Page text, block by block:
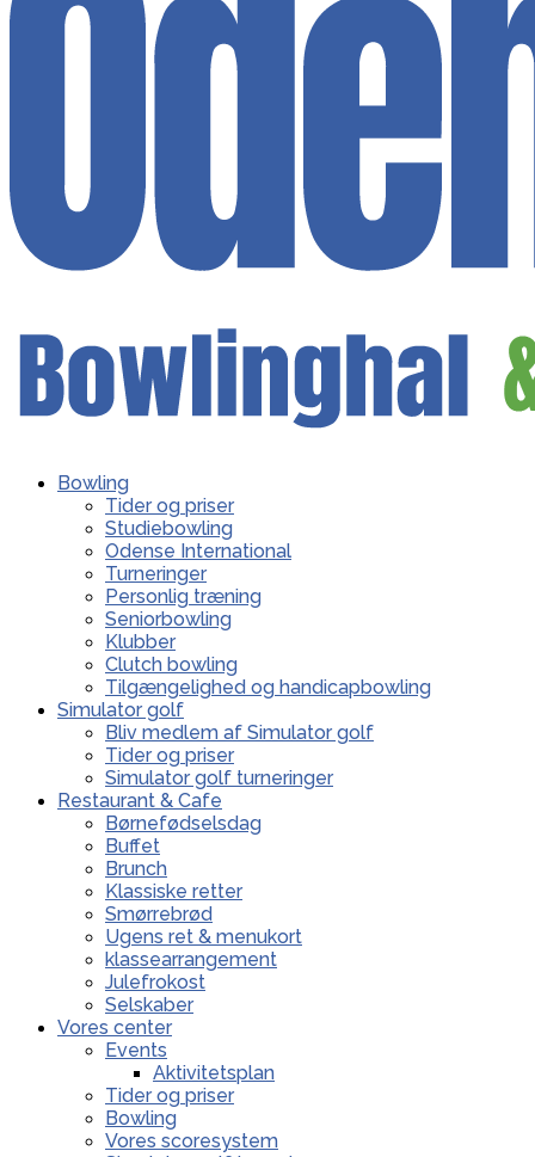
Bowling
Tider og priser
Studiebowling
Odense International
Turneringer
Personlig træning
Seniorbowling
Klubber
Clutch bowling
Tilgængelighed og handicapbowling
Simulator golf
Bliv medlem af Simulator golf
Tider og priser
Simulator golf turneringer
Restaurant & Cafe
Børnefødselsdag
Buffet
Brunch
Klassiske retter
Smørrebrød
Ugens ret & menukort
klassearrangement
Julefrokost
Selskaber
Vores center
Events
Aktivitetsplan
Tider og priser
Bowling
Vores scoresystem